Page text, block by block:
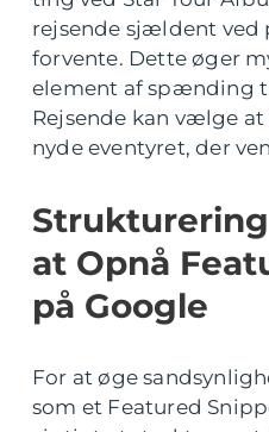
rejsende sjældent ved
forvente. Dette øger
element af spænding
Rejsende kan vælge
nyde eventyret, der
at Opnå
på Google
For at øge
som et Featured